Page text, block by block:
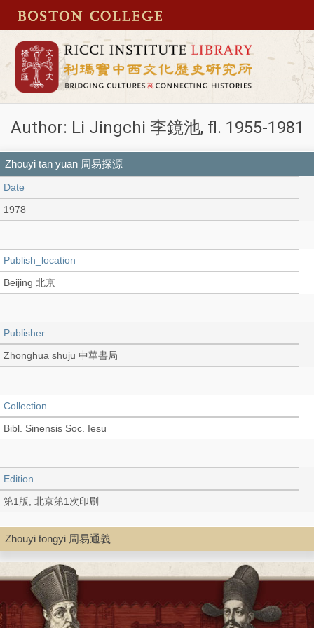
Author: Li Jingchi 李鏡池, fl. 1955-1981
Zhouyi tan yuan 周易探源
Date
1978
Publish_location
Beijing 北京
Publisher
Zhonghua shuju 中華書局
Collection
Bibl. Sinensis Soc. Iesu
Edition
第1版, 北京第1次印刷
Language
Chinese 中文[繁體]
Record_type
Zhouyi tongyi 周易通義